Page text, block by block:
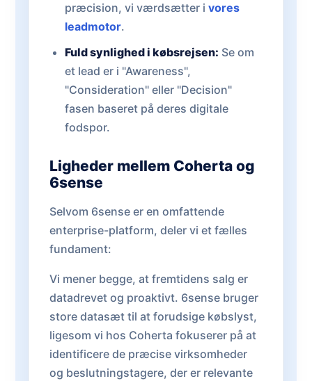
præcision, vi værdsætter i vores
leadmotor.
Fuld synlighed i købsrejsen: Se om
et lead er i "Awareness",
"Consideration" eller "Decision"
fasen baseret på deres digitale
fodspor.
Ligheder mellem Coherta og
6sense
Selvom 6sense er en omfattende
enterprise-platform, deler vi et fælles
fundament:
Vi mener begge, at fremtidens salg er
datadrevet og proaktivt. 6sense bruger
store datasæt til at forudsige købslyst,
ligesom vi hos Coherta fokuserer på at
identificere de præcise virksomheder
og beslutningstagere, der er relevante